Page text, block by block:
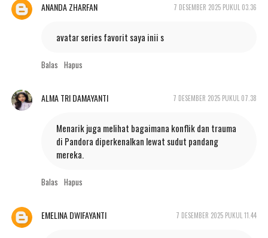
ANANDA ZHARFAN 7 DESEMBER 2025 PUKUL 03.36
avatar series favorit saya inii s
Balas Hapus
ALMA TRI DAMAYANTI 7 DESEMBER 2025 PUKUL 07.38
Menarik juga melihat bagaimana konflik dan trauma
di Pandora diperkenalkan lewat sudut pandang
mereka.
Balas Hapus
EMELINA DWIFAYANTI 7 DESEMBER 2025 PUKUL 11.44